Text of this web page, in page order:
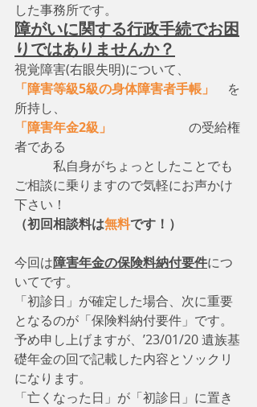
した事務所です。
障がいに関する行政手続でお困
りではありませんか？
視覚障害(右眼失明)について、
「障害等級5級の身体障害者手帳」
を
所持し、
「障害年金2級」
の受給権
者である
私自身がちょっとしたことでも
ご相談に乗りますので気軽にお声かけ
下さい！
（初回相談料は無料です！）
今回は障害年金の保険料納付要件につ
いてです。
「初診日」が確定した場合、次に重要
となるのが「保険料納付要件」です。
予め申し上げますが、’23/01/20 遺族基
礎年金の回で記載した内容とソックリ
になります。
「亡くなった日」が「初診日」に置き